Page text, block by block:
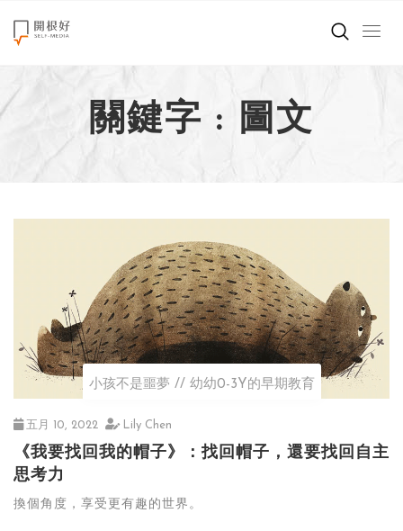
來點正能量
世界在想什麼
創造美好生活
職場商業經濟
影片專區
關於我們
關鍵字 : 圖文
小孩不是噩夢 幼幼0-3Y的早期教育
五月 10, 2022 Lily Chen
《我要找回我的帽子》：找回帽子，還要找回自主
思考力
換個角度，享受更有趣的世界。